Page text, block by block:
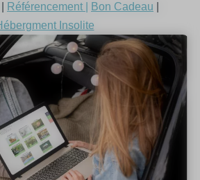
Référencement | Bon Cadeau
Insolite